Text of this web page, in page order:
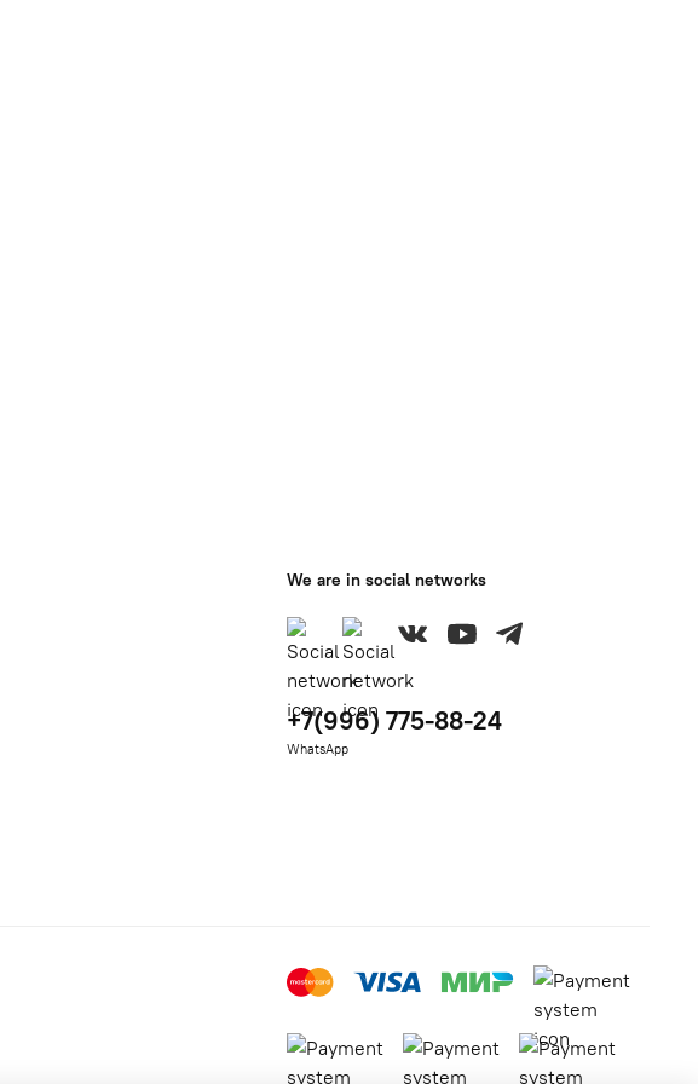
We are in social networks
+7(996) 775-88-24
WhatsApp